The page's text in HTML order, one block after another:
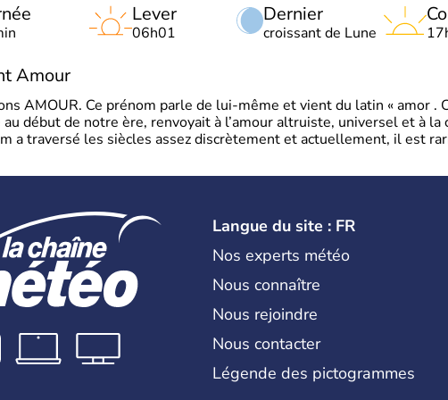
Dernier
croissant de Lune
Lever
06h01
Amour
AMOUR. Ce prénom parle de lui-même et vient du latin « amor .
au début de notre ère, renvoyait à l’amour altruiste, universel et à la
a traversé les siècles assez discrètement et actuellement, il est
Langue du site : FR
Nos experts météo
Nous connaître
Nous rejoindre
Nous contacter
Légende des pictogrammes